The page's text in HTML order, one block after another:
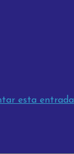
esta entrada